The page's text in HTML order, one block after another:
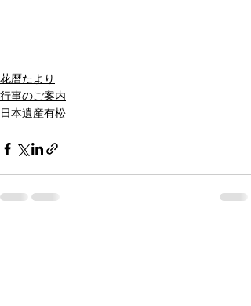
花暦たより
行事のご案内
日本遺産有松